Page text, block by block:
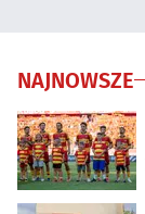
NAJNOWSZE